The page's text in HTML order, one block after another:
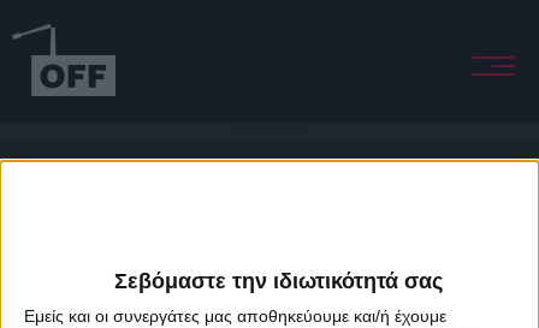
Σεβόμαστε την ιδιωτικότητά σας
Εμείς και οι συνεργάτες μας αποθηκεύουμε και/ή έχουμε